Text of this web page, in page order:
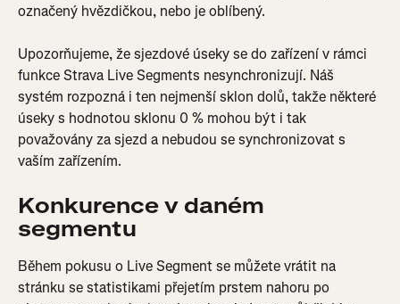
označený hvězdičkou, nebo je oblíbený.
Upozorňujeme, že sjezdové úseky se do zařízení v rámci
funkce Strava Live Segments nesynchronizují. Náš
systém rozpozná i ten nejmenší sklon dolů, takže některé
úseky s hodnotou sklonu 0 % mohou být i tak
považovány za sjezd a nebudou se synchronizovat s
vaším zařízením.
Konkurence v daném
segmentu
Během pokusu o Live Segment se můžete vrátit na
stránku se statistikami přejetím prstem nahoru po